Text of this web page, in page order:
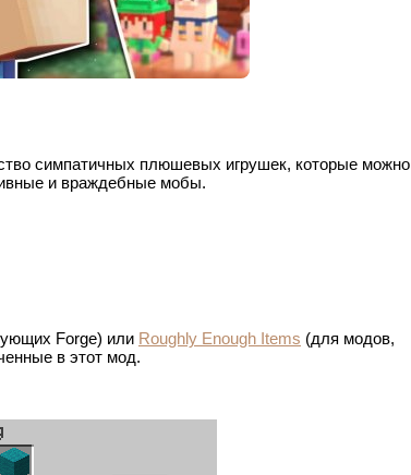
симпатичных плюшевых игрушек, которые можно
и враждебные мобы.
Forge) или Roughly Enough Items (для модов,
в этот мод.